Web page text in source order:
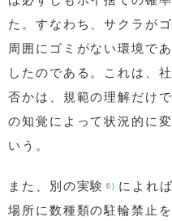
た。すなわち、サクラが
周囲にゴミがない環境で
したのである。これは、
否かは、規範の理解だけ
の知覚によって状況的に
いう。
また、別の実験 6) によれ
場所に数種類の駐輪禁止